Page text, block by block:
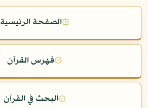
۞الصفحة الرئيسية
۞فهرس القرآن
۞البحث في القرآن